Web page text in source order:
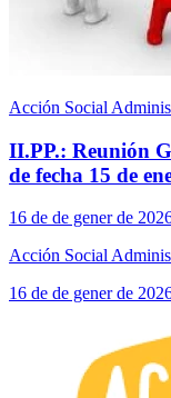
Acción Social
II.PP.: Reunión
de fecha 15 de
16 de de gener de
Acción Social
16 de de gener de